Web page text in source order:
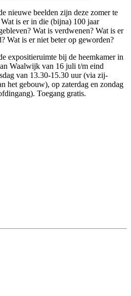
nieuwe beelden zijn deze zomer te
is er in die (bijna) 100 jaar
Wat is verdwenen? Wat is er
Wat is er niet beter op geworden?
expositieruimte bij de heemkamer in
Waalwijk van 16 juli t/m eind
van 13.30-15.30 uur (via zij-
het gebouw), op zaterdag en zondag
Toegang gratis.